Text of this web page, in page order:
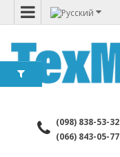
(098) 838-53-32
(066) 843-05-77